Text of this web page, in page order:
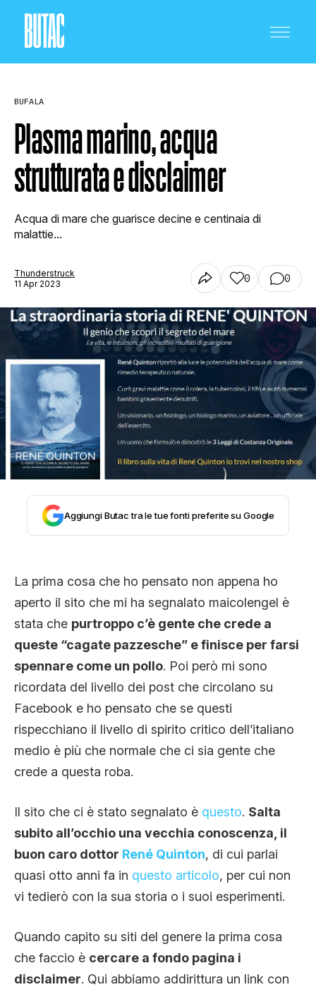
CRONACA E POLITICA
SCIENZA E TECNOLOGIA
SALUTE E MEDICINA
STORIA E CITAZIONI
INTRATTENIMENTO
COMPLOTTI, LEGGENDE URBANE ED
EVERGREEN
EDITORIALI
TRUFFE E SOCIAL NETWORK
CLIMA ED ENERGIA
CONTATTI
CHI SIAMO
BUFALA
Plasma marino, acqua
strutturata e disclaimer
Acqua di mare che guarisce decine e centinaia di
malattie...
Thunderstruck
11 Apr 2023
0 0
Aggiungi Butac tra le tue fonti preferite su Google
La prima cosa che ho pensato non appena ho
aperto il sito che mi ha segnalato maicolengel è
stata che purtroppo c’è gente che crede a
queste “cagate pazzesche” e finisce per farsi
spennare come un pollo. Poi però mi sono
ricordata del livello dei post che circolano su
Facebook e ho pensato che se questi
rispecchiano il livello di spirito critico dell’italiano
medio è più che normale che ci sia gente che
crede a questa roba.
Il sito che ci è stato segnalato è questo. Salta
subito all’occhio una vecchia conoscenza, il
buon caro dottor René Quinton, di cui parlai
quasi otto anni fa in questo articolo, per cui non
vi tedierò con la sua storia o i suoi esperimenti.
Quando capito su siti del genere la prima cosa
che faccio è cercare a fondo pagina i
disclaimer. Qui abbiamo addirittura un link con